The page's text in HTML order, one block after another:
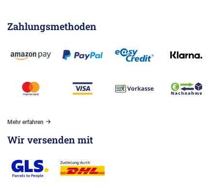
Zahlungsmethoden
Mehr erfahren
Wir versenden mit